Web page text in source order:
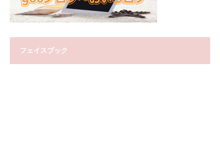
フェイスブック